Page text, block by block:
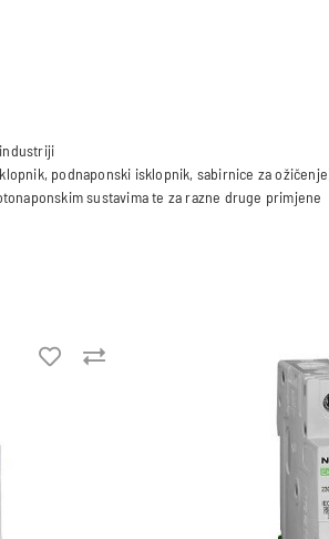
podnaponski isklopnik, sabirnice za